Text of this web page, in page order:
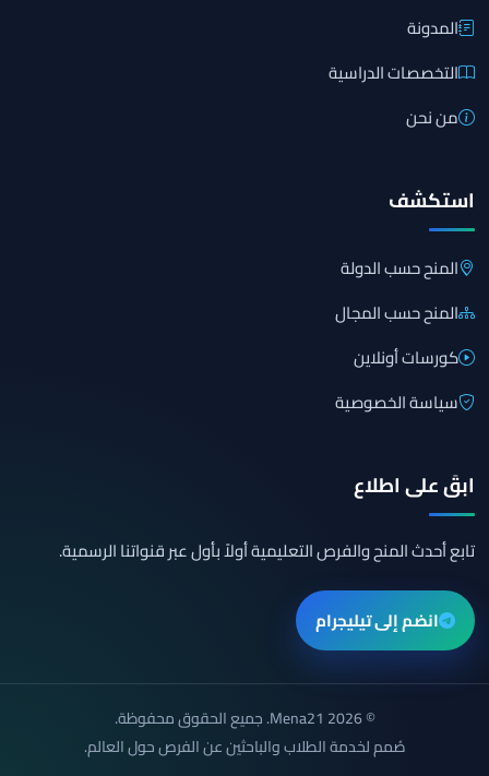
المدونة
التخصصات الدراسية
من نحن
استكشف
المنح حسب الدولة
المنح حسب المجال
كورسات أونلاين
سياسة الخصوصية
ابقَ على اطلاع
تابع أحدث المنح والفرص التعليمية أولاً بأول عبر قنواتنا الرسمية.
انضم إلى تيليجرام
© 2026 Mena21. جميع الحقوق محفوظة.
صُمم لخدمة الطلاب والباحثين عن الفرص حول العالم.